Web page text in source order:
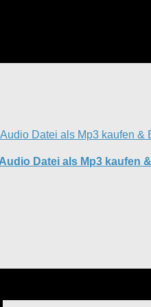
Datei als Mp3 kaufen